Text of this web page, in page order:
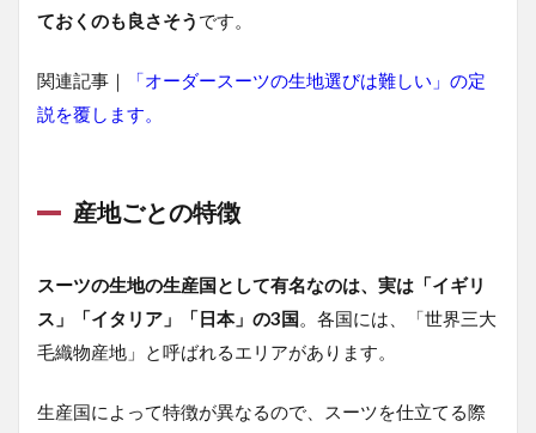
ておくのも良さそう です。
関連記事｜
「オーダースーツの生地選びは難しい」の定
説を覆します。
産地ごとの特徴
スーツの生地の生産国として有名なのは、実は「イギリ
ス」「イタリア」「日本」の3国。各国には、「世界三大
毛織物産地」と呼ばれるエリアがあります。
生産国によって特徴が異なるので、スーツを仕立てる際